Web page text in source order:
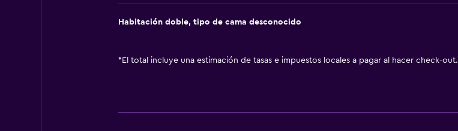
Habitación doble, tipo de cama desconocido
* El total incluye una estimación de tasas e impuestos locales a pagar al hacer check-out.